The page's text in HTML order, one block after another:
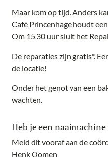
Maar kom op tijd. Anders
Café Princenhage houdt een
Om 15.30 uur sluit het
De reparaties zijn gratis*.
de locatie!
Onder het genot van een
wachten.
Heb je een
Meld dit vooraf aan de
Henk Oomen